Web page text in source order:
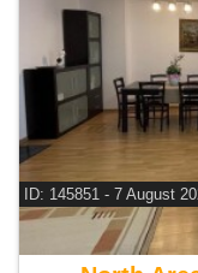
ID: 145851 - 7 August
De